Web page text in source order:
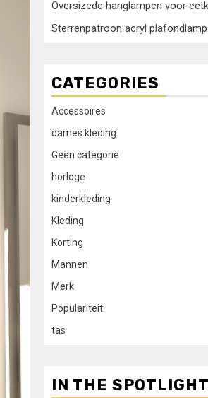
Oversizede hanglampen voor
Sterrenpatroon acryl
CATEGORIES
Accessoires
dames kleding
Geen categorie
horloge
kinderkleding
Kleding
Korting
Mannen
Merk
Populariteit
tas
IN THE SPOTLIGHT